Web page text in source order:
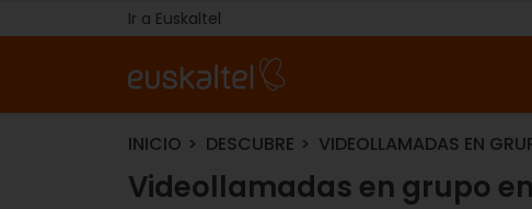
Ir a Euskaltel
INICIO DESCUBRE VIDEOLLAMADAS EN
Videollamadas en grupo